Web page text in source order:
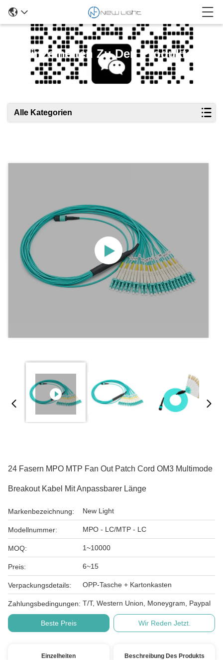
Einzelheiten Zu Den Produkten
Alle Kategorien
24 Fasern MPO MTP Fan Out Patch Cord OM3 Multimode
Breakout Kabel Mit Anpassbarer Länge
Markenbezeichnung: New Light
Modellnummer: MPO - LC/MTP - LC
MOQ: 1~10000
Preis: 6~15
Verpackungsdetails: OPP-Tasche + Kartonkasten
Zahlungsbedingungen: T/T, Western Union, Moneygram, Paypal
Beste Preis Wir Reden Jetzt.
Einzelheiten Beschreibung Des Produkts